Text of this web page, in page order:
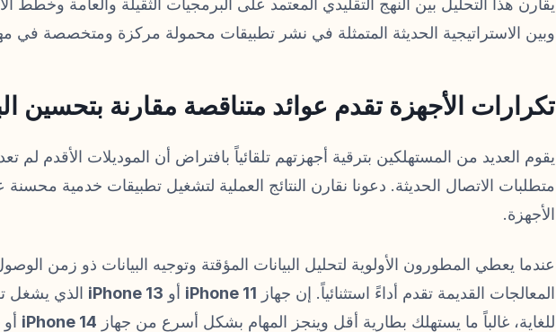
وبين الاستراتيجية الحديثة المتمثلة في نشر تطبيقات محمولة مركزة ومتخصصة في
تكرارات الأجهزة تقدم عوائد متناقصة مقارنة بتحسين
يقوم العديد من المستهلكين بترقية أجهزتهم تلقائياً بافتراض أن الموديلات الأقدم لم
متطلبات الاتصال الحديثة. دعونا نقارن النتائج العملية لتشغيل تطبيقات خدمية
الأجهزة.
عندما يعطي المطورون الأولوية لتحليل البيانات المؤقتة وتوجيه البيانات ذو زمن
المعالجات القديمة تقدم أداءً استثنائياً. إن جهاز iPhone 11 أو iPhone 13 الذي يشغل
للغاية، غالباً ما يستهلك بطارية أقل وينجز المهام بشكل أسرع من جهاز iPhone 14 أو